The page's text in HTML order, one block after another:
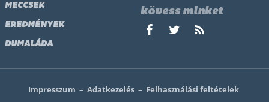
MECCSEK
EREDMÉNYEK
DUMALÁDA
kövess minket
Impresszum – Adatkezelés – Felhasználási feltételek